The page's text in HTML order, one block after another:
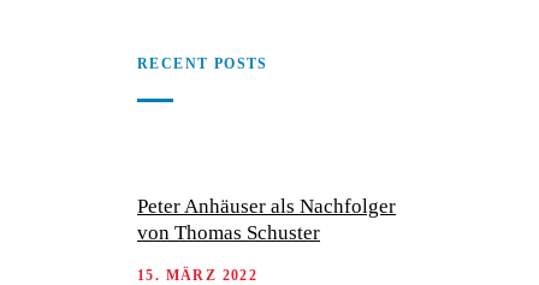
RECENT POSTS
Peter Anhäuser als Nachfolger
von Thomas Schuster
15. MÄRZ 2022